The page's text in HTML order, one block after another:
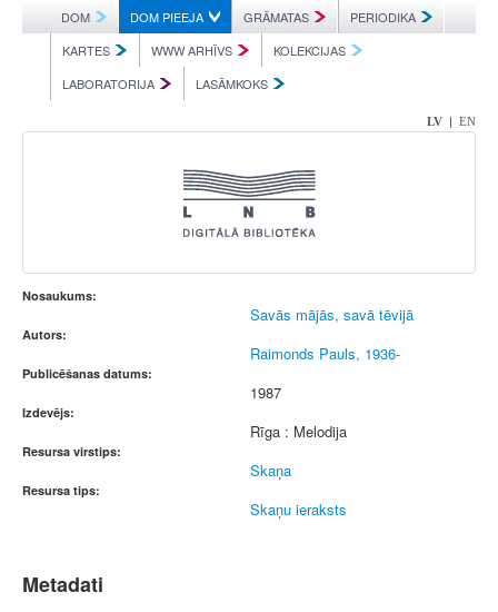
DOM DOM PIEEJA GRĀMATAS
PERIODIKA
KARTES
WWW ARHĪVS
KOLEKCIJAS
LABORATORIJA
LASĀMKOKS
LV | EN
Nosaukums:
Savās mājās, savā tēvijā
Autors:
Raimonds Pauls, 1936-
Publicēšanas datums:
1987
Izdevējs:
Rīga : Melodija
Resursa virstips:
Skaņa
Resursa tips:
Skaņu ieraksts
Metadati